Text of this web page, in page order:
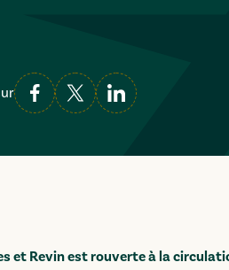
et Revin est rouverte à la